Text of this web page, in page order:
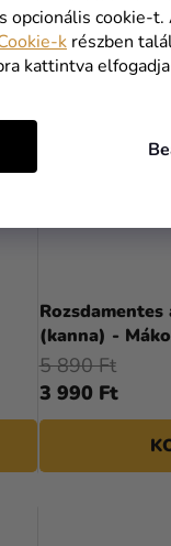
opcionális cookie-t.
k részben
kattintva
(kanna) -
3 990 Ft
5 890 Ft